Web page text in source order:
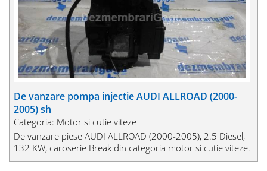
De vanzare pompa injectie AUDI ALLROAD (2000-
2005) sh
Categoria: Motor si cutie viteze
De vanzare piese AUDI ALLROAD (2000-2005), 2.5 Diesel,
132 KW, caroserie Break din categoria motor si cutie viteze.